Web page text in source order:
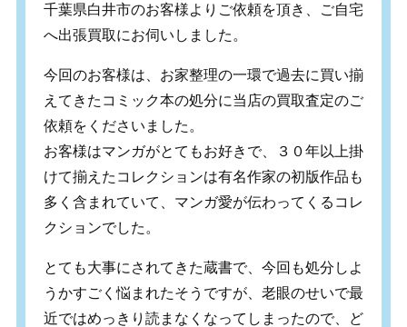
千葉県白井市のお客様よりご依頼を頂き、ご自宅
へ出張買取にお伺いしました。
今回のお客様は、お家整理の一環で過去に買い揃
えてきたコミック本の処分に当店の買取査定のご
依頼をくださいました。
お客様はマンガがとてもお好きで、３０年以上掛
けて揃えたコレクションは有名作家の初版作品も
多く含まれていて、マンガ愛が伝わってくるコレ
クションでした。
とても大事にされてきた蔵書で、今回も処分しよ
うかすごく悩まれたそうですが、老眼のせいで最
近ではめっきり読まなくなってしまったので、ど